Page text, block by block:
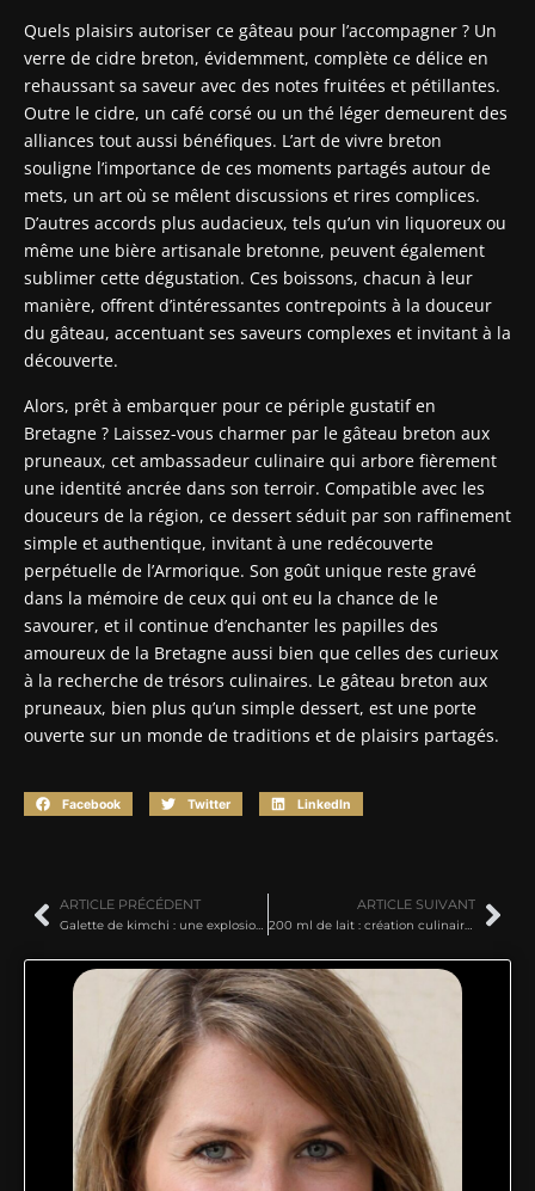
Quels plaisirs autoriser ce gâteau pour l’accompagner ? Un
verre de cidre breton, évidemment, complète ce délice en
rehaussant sa saveur avec des notes fruitées et pétillantes.
Outre le cidre, un café corsé ou un thé léger demeurent des
alliances tout aussi bénéfiques. L’art de vivre breton
souligne l’importance de ces moments partagés autour de
mets, un art où se mêlent discussions et rires complices.
D’autres accords plus audacieux, tels qu’un vin liquoreux ou
même une bière artisanale bretonne, peuvent également
sublimer cette dégustation. Ces boissons, chacun à leur
manière, offrent d’intéressantes contrepoints à la douceur
du gâteau, accentuant ses saveurs complexes et invitant à la
découverte.
Alors, prêt à embarquer pour ce périple gustatif en
Bretagne ? Laissez-vous charmer par le gâteau breton aux
pruneaux, cet ambassadeur culinaire qui arbore fièrement
une identité ancrée dans son terroir. Compatible avec les
douceurs de la région, ce dessert séduit par son raffinement
simple et authentique, invitant à une redécouverte
perpétuelle de l’Armorique. Son goût unique reste gravé
dans la mémoire de ceux qui ont eu la chance de le
savourer, et il continue d’enchanter les papilles des
amoureux de la Bretagne aussi bien que celles des curieux
à la recherche de trésors culinaires. Le gâteau breton aux
pruneaux, bien plus qu’un simple dessert, est une porte
ouverte sur un monde de traditions et de plaisirs partagés.
Facebook Twitter LinkedIn
ARTICLE PRÉCÉDENT
Galette de kimchi : une explosion de saveurs coréennes pour épater vos papilles
ARTICLE SUIVANT
200 ml de lait : création culinaire pratique avec une touche d’ingéniosité